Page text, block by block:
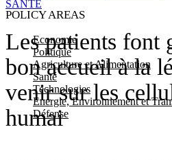
POLICY AREAS
Economie
Politique
Agriculture et Alimentation
Santé
Technologies
Energie, Environnement et
Défense
Les patients font
bon accueil à la
venir sur les
humai
SANTÉ